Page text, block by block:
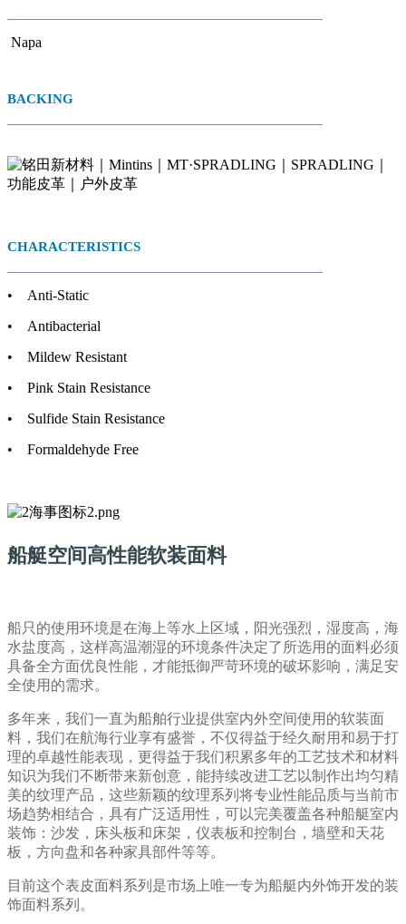
Napa
BACKING
CHARACTERISTICS
• Anti-Static
• Antibacterial
• Mildew Resistant
• Pink Stain Resistance
• Sulfide Stain Resistance
• Formaldehyde Free
船艇空间高性能软装面料
船只的使用环境是在海上等水上区域，阳光强烈，湿度高，海
水盐度高，这样高温潮湿的环境条件决定了所选用的面料必须
具备全方面优良性能，才能抵御严苛环境的破坏影响，满足安
全使用的需求。
多年来，我们一直为船舶行业提供室内外空间使用的软装面
料，我们在航海行业享有盛誉，不仅得益于经久耐用和易于打
理的卓越性能表现，更得益于我们积累多年的工艺技术和材料
知识为我们不断带来新创意，能持续改进工艺以制作出均匀精
美的纹理产品，这些新颖的纹理系列将专业性能品质与当前市
场趋势相结合，具有广泛适用性，可以完美覆盖各种船艇室内
装饰：沙发，床头板和床架，仪表板和控制台，墙壁和天花
板，方向盘和各种家具部件等等。
目前这个表皮面料系列是市场上唯一专为船艇内外饰开发的装
饰面料系列。